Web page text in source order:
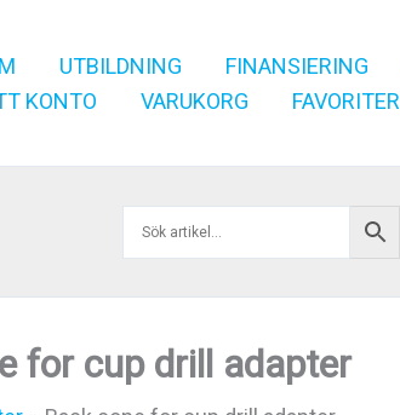
UTBILDNING FINANSIERING
KONTO
VARUKORG FAVORITER
for cup drill adapter